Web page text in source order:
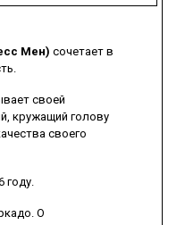
Мен) сочетает в
своей
кружащий голову
своего
году.
О